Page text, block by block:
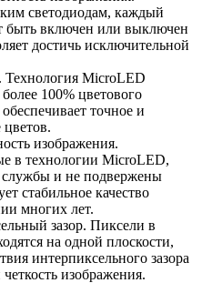
светодиодам, каждый
быть включен или выключен
достичь исключительной
MicroLED
100% цветового
точное и
изображения.
в технологии MicroLED,
и не подвержены
стабильное качество
многих лет.
зазор. Пиксели в
на одной плоскости,
интерпиксельного зазора
изображения.